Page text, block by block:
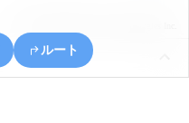
ルート